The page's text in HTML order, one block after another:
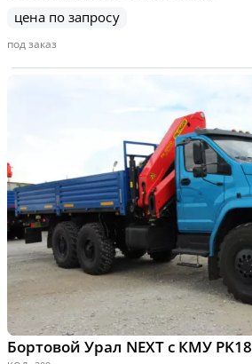
цена по запросу
под заказ
Бортовой Урал NEXT с КМУ